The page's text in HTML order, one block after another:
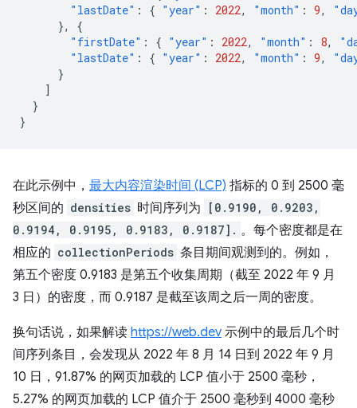
"lastDate" : { "year" : 2022, "month" : 9,
},
{
"firstDate" : { "year" : 2022, "month" : 8,
"lastDate" : { "year" : 2022, "month" : 9,
}
]
}
}
在此示例中， 最大内容渲染时间 (LCP) 指标的 0 到 2500 毫
秒区间的 densities 时间序列为
[0.9190, 0.9203,
0.9194, 0.9195, 0.9183, 0.9187]. 。每个密度都是在
相应的 collectionPeriods 条目期间观测到的。例如，
第五个密度 0.9183 是第五个收集周期（截至 2022 年 9 月
3 日）的密度，而 0.9187 是截至该周之后一周的密度。
换句话说，如果解读 https://web.dev 示例中的最后几个时
间序列条目，会发现从 2022 年 8 月 14 日到 2022 年 9 月
10 日，91.87% 的网页加载的 LCP 值小于 2500 毫秒，
5.27% 的网页加载的 LCP 值介于 2500 毫秒到 4000 毫秒